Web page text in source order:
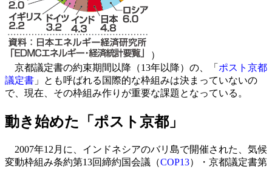
）
京都議定書の約束期間以降（13年以降）の、「 ポスト京都
議定書 」とも呼ばれる国際的な枠組みは決まっていないの
で、現在、その枠組み作りが重要な課題となっている。
動き始めた「ポスト京都」
2007年12月に、インドネシアのバリ島で開催された、気候
変動枠組み条約第13回締約国会議（COP13）・京都議定書第